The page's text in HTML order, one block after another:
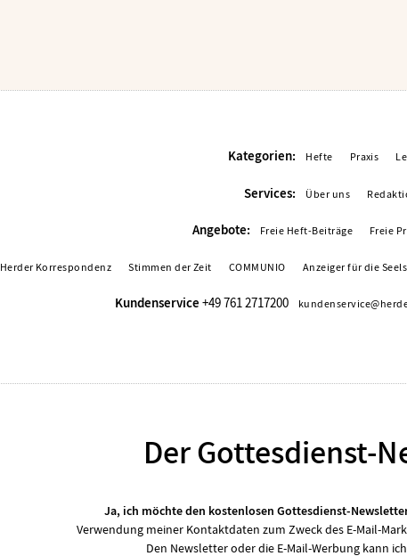
Kategorien: Hefte Praxis
Services: Über uns
Angebote: Freie Heft-Beiträge Freie
Herder Korrespondenz Stimmen der Zeit COMMUNIO Anzeiger für die
Kundenservice +49 761 2717200
Der Gottesdienst-
Ja, ich möchte den kostenlosen Gottesdienst-
Verwendung meiner Kontaktdaten zum Zweck des E-Mail-
Den Newsletter oder die E-Mail-Werbung kann